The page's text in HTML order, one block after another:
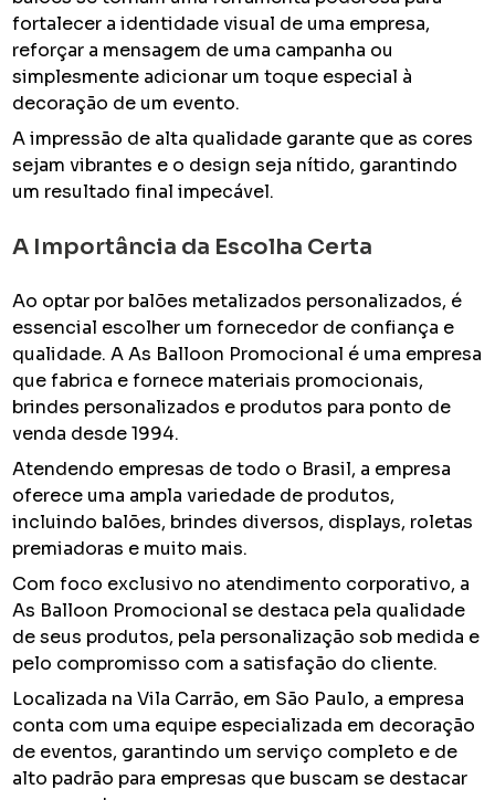
fortalecer a identidade visual de uma empresa,
reforçar a mensagem de uma campanha ou
simplesmente adicionar um toque especial à
decoração de um evento.
A impressão de alta qualidade garante que as cores
sejam vibrantes e o design seja nítido, garantindo
um resultado final impecável.
A Importância da Escolha Certa
Ao optar por balões metalizados personalizados, é
essencial escolher um fornecedor de confiança e
qualidade. A As Balloon Promocional é uma empresa
que fabrica e fornece materiais promocionais,
brindes personalizados e produtos para ponto de
venda desde 1994.
Atendendo empresas de todo o Brasil, a empresa
oferece uma ampla variedade de produtos,
incluindo balões, brindes diversos, displays, roletas
premiadoras e muito mais.
Com foco exclusivo no atendimento corporativo, a
As Balloon Promocional se destaca pela qualidade
de seus produtos, pela personalização sob medida e
pelo compromisso com a satisfação do cliente.
Localizada na Vila Carrão, em São Paulo, a empresa
conta com uma equipe especializada em decoração
de eventos, garantindo um serviço completo e de
alto padrão para empresas que buscam se destacar